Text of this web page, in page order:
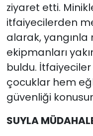
ziyaret etti.
itfaiyecilerden
alarak,
ekipmanları
buldu.
çocuklar hem
güvenliği
SUYLA